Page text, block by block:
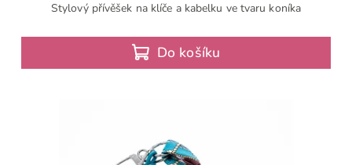
Do košíku
Stylový přívěšek na klíče a kabelku ve tvaru koníka